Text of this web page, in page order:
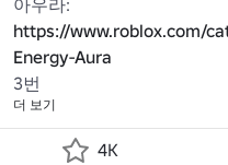
https://www.roblox.com/
Energy-Aura
3번
더 보기
4K